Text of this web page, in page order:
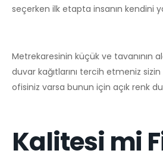
seçerken ilk etapta insanın kendini
Metrekaresinin küçük ve tavanının
duvar kağıtlarını tercih etmeniz
ofisiniz varsa bunun için açık renk
Kalitesi mi